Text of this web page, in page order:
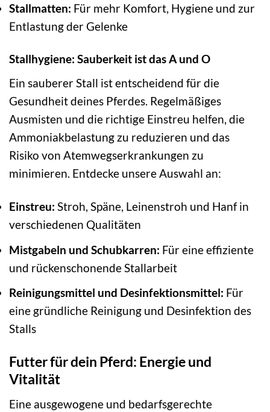
Stallmatten: Für mehr Komfort, Hygiene und zur
Entlastung der Gelenke
Stallhygiene: Sauberkeit ist das A und O
Ein sauberer Stall ist entscheidend für die
Gesundheit deines Pferdes. Regelmäßiges
Ausmisten und die richtige Einstreu helfen, die
Ammoniakbelastung zu reduzieren und das
Risiko von Atemwegserkrankungen zu
minimieren. Entdecke unsere Auswahl an:
Einstreu: Stroh, Späne, Leinenstroh und Hanf in
verschiedenen Qualitäten
Mistgabeln und Schubkarren: Für eine effiziente
und rückenschonende Stallarbeit
Reinigungsmittel und Desinfektionsmittel: Für
eine gründliche Reinigung und Desinfektion des
Stalls
Futter für dein Pferd: Energie und
Vitalität
Eine ausgewogene und bedarfsgerechte